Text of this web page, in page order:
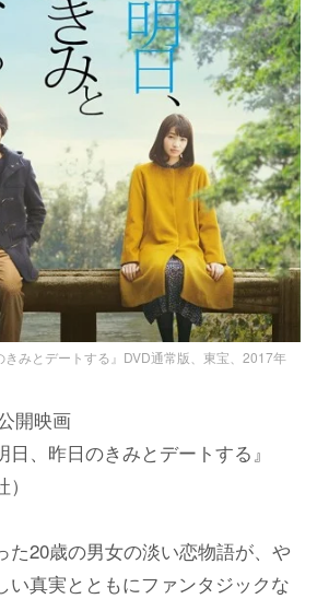
きみとデートする』DVD通常版、東宝、2017年
開映画
日、昨日のきみとデートする』
た20歳の男女の淡い恋物語が、
い真実とともにファンタジックな